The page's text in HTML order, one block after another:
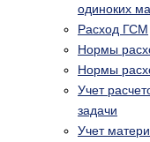
одиноких
Расход ГСМ
Нормы
Нормы
Учет
задачи
Учет